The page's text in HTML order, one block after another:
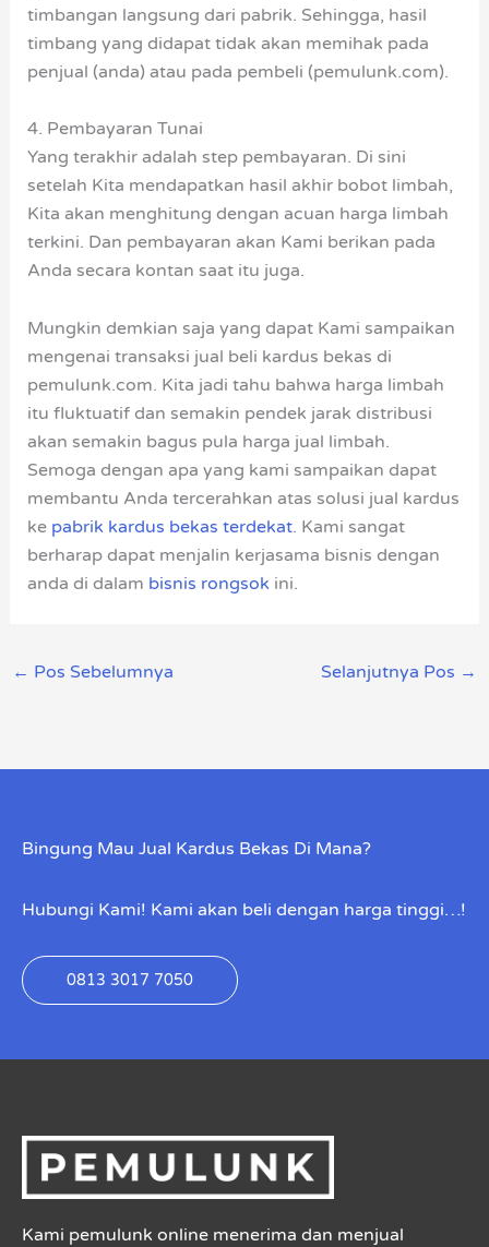
timbangan langsung dari pabrik. Sehingga, hasil
timbang yang didapat tidak akan memihak pada
penjual (anda) atau pada pembeli (pemulunk.com).
4. Pembayaran Tunai
Yang terakhir adalah step pembayaran. Di sini
setelah Kita mendapatkan hasil akhir bobot limbah,
Kita akan menghitung dengan acuan harga limbah
terkini. Dan pembayaran akan Kami berikan pada
Anda secara kontan saat itu juga.
Mungkin demkian saja yang dapat Kami sampaikan
mengenai transaksi jual beli kardus bekas di
pemulunk.com. Kita jadi tahu bahwa harga limbah
itu fluktuatif dan semakin pendek jarak distribusi
akan semakin bagus pula harga jual limbah.
Semoga dengan apa yang kami sampaikan dapat
membantu Anda tercerahkan atas solusi jual kardus
ke pabrik kardus bekas terdekat. Kami sangat
berharap dapat menjalin kerjasama bisnis dengan
anda di dalam bisnis rongsok ini.
← Pos Sebelumnya Selanjutnya Pos →
Bingung Mau Jual Kardus Bekas Di Mana?
Hubungi Kami! Kami akan beli dengan harga tinggi…!
0813 3017 7050
Kami pemulunk online menerima dan menjual